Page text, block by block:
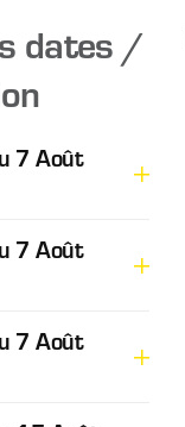
dates /
7 Août
7 Août
7 Août